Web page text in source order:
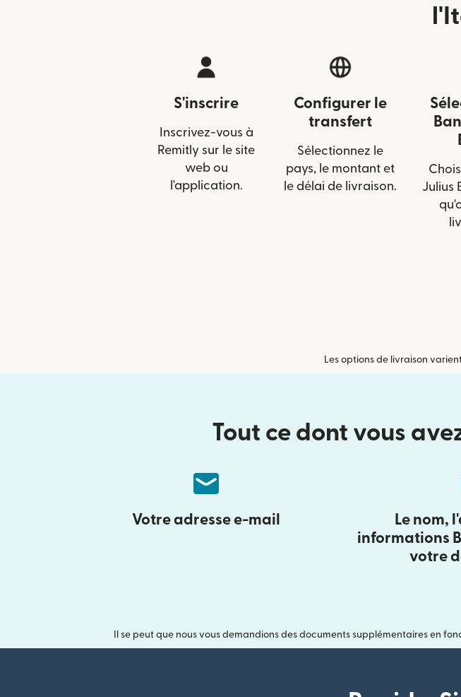
S'inscrire
Inscrivez-vous à
Remitly sur le site
web ou
l'application.
Configurer le
transfert
Sélectionnez le
pays, le montant et
le délai de livraison.
Julius
Les options de livraison
Tout ce dont vous
Votre adresse e-mail
Le nom,
informations
votre
Il se peut que nous vous demandions des documents supplémentaires en